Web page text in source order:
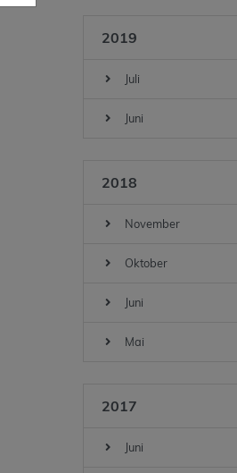
2019
Juli
Juni
2018
November
Oktober
Juni
Mai
2017
Juni